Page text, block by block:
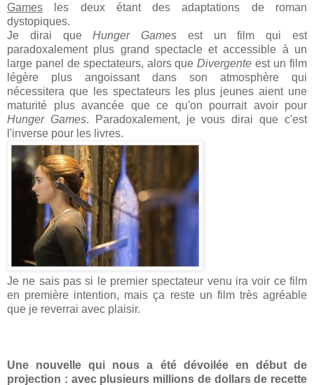
Games les deux étant des adaptations de roman
dystopiques.
Je dirai queHunger Games est un film qui est
paradoxalement plus grand spectacle et accessible à un
large panel de spectateurs, alors queDivergente est un film
légère plus angoissant dans son atmosphère qui
nécessitera que les spectateurs les plus jeunes aient une
maturité plus avancée que ce qu'on pourrait avoir pour
Hunger Games. Paradoxalement, je vous dirai que c'est
l'inverse pour les livres.
Je ne sais pas si le premier spectateur venu ira voir ce film
en première intention, mais ça reste un film très agréable
que je reverrai avec plaisir.
Une nouvelle qui nous a été dévoilée en début de
projection : avec plusieurs millions de dollars de recette